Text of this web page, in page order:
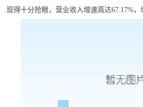
现得十分抢眼，营业收入增速高达67.17%，